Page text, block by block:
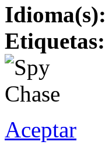
Idioma(s):
Etiquetas:
Aceptar